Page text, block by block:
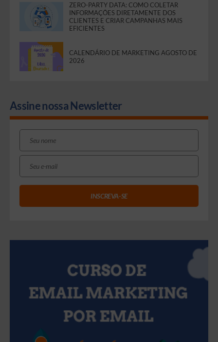
ZERO-PARTY DATA: COMO COLETAR
INFORMAÇÕES DIRETAMENTE DOS
CLIENTES E CRIAR CAMPANHAS MAIS
EFICIENTES
CALENDÁRIO DE MARKETING AGOSTO DE
2026
Assine nossa Newsletter